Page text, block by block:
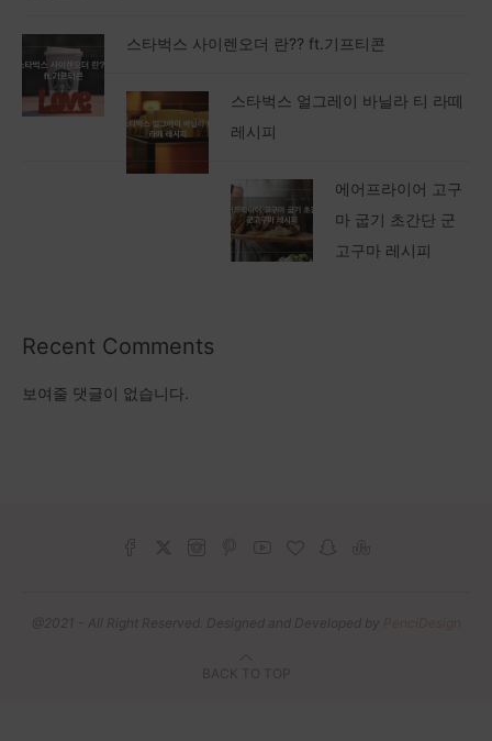
스타벅스 사이렌오더 란?? ft.기프티콘
스타벅스 얼그레이 바닐라 티 라떼
레시피
에어프라이어 고구
마 굽기 초간단 군
고구마 레시피
Recent Comments
보여줄 댓글이 없습니다.
@2021 - All Right Reserved. Designed and Developed by
BACK TO TOP